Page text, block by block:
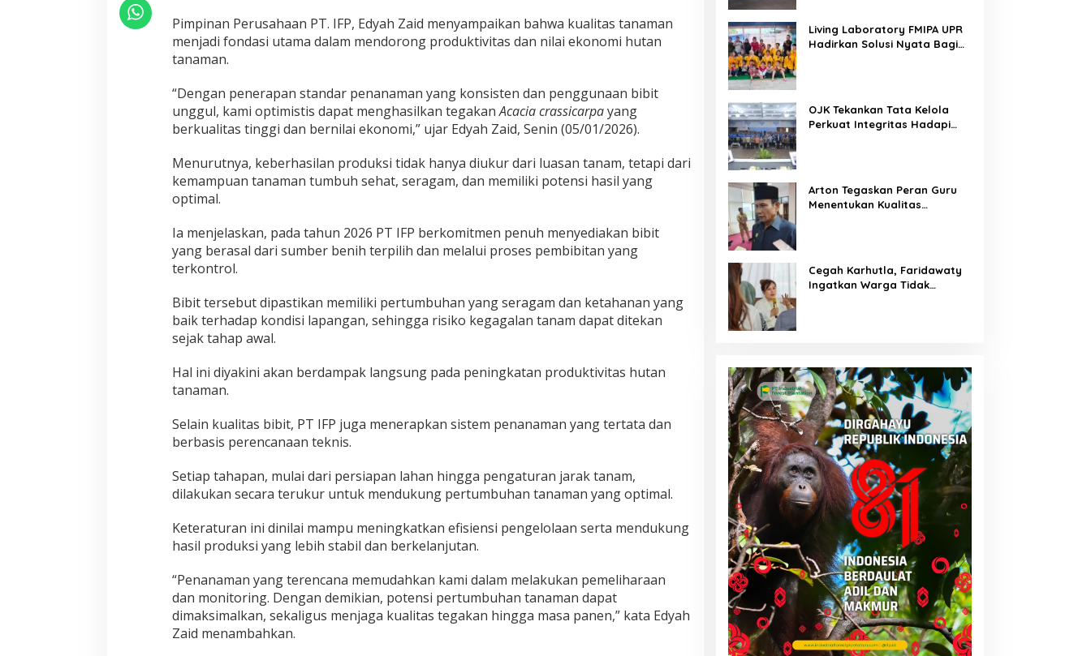
Pimpinan Perusahaan PT. IFP, Edyah Zaid menyampaikan bahwa kualitas tanaman
menjadi fondasi utama dalam mendorong produktivitas dan nilai ekonomi hutan
tanaman.
“Dengan penerapan standar penanaman yang konsisten dan penggunaan bibit
unggul, kami optimistis dapat menghasilkan tegakanAcacia crassicarpayang
berkualitas tinggi dan bernilai ekonomi,” ujar Edyah Zaid, Senin (05/01/2026).
Menurutnya, keberhasilan produksi tidak hanya diukur dari luasan tanam, tetapi dari
kemampuan tanaman tumbuh sehat, seragam, dan memiliki potensi hasil yang
optimal.
Ia menjelaskan, pada tahun 2026 PT IFP berkomitmen penuh menyediakan bibit
yang berasal dari sumber benih terpilih dan melalui proses pembibitan yang
terkontrol.
Bibit tersebut dipastikan memiliki pertumbuhan yang seragam dan ketahanan yang
baik terhadap kondisi lapangan, sehingga risiko kegagalan tanam dapat ditekan
sejak tahap awal.
Hal ini diyakini akan berdampak langsung pada peningkatan produktivitas hutan
tanaman.
Selain kualitas bibit, PT IFP juga menerapkan sistem penanaman yang tertata dan
berbasis perencanaan teknis.
Setiap tahapan, mulai dari persiapan lahan hingga pengaturan jarak tanam,
dilakukan secara terukur untuk mendukung pertumbuhan tanaman yang optimal.
Keteraturan ini dinilai mampu meningkatkan efisiensi pengelolaan serta mendukung
hasil produksi yang lebih stabil dan berkelanjutan.
“Penanaman yang terencana memudahkan kami dalam melakukan pemeliharaan
dan monitoring. Dengan demikian, potensi pertumbuhan tanaman dapat
dimaksimalkan, sekaligus menjaga kualitas tegakan hingga masa panen,” kata Edyah
Zaid menambahkan.
Living Laboratory FMIPA UPR
Hadirkan Solusi Nyata Bagi
OJK Tekankan Tata Kelola
Perkuat Integritas Hadapi
Arton Tegaskan Peran Guru
Menentukan Kualitas
Cegah Karhutla, Faridawaty
Ingatkan Warga Tidak